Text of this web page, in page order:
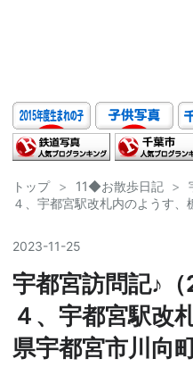
トップ > 11◆お散歩日記 >
４、宇都宮駅改札内のようす、
2023-11-25
宇都宮訪問記♪
４、宇都宮駅改
県宇都宮市川向町